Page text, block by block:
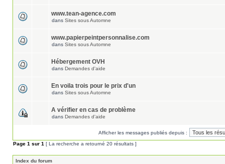
www.tean-agence.com
dans Sites sous Automne
www.papierpeintpersonnalise.com
dans Sites sous Automne
Hébergement OVH
dans Demandes d'aide
En voila trois pour le prix d'un
dans Sites sous Automne
A vérifier en cas de problème
dans Demandes d'aide
Afficher les messages publiés depuis :
Page 1 sur 1 [ La recherche a retourné 20 résultats ]
Index du forum